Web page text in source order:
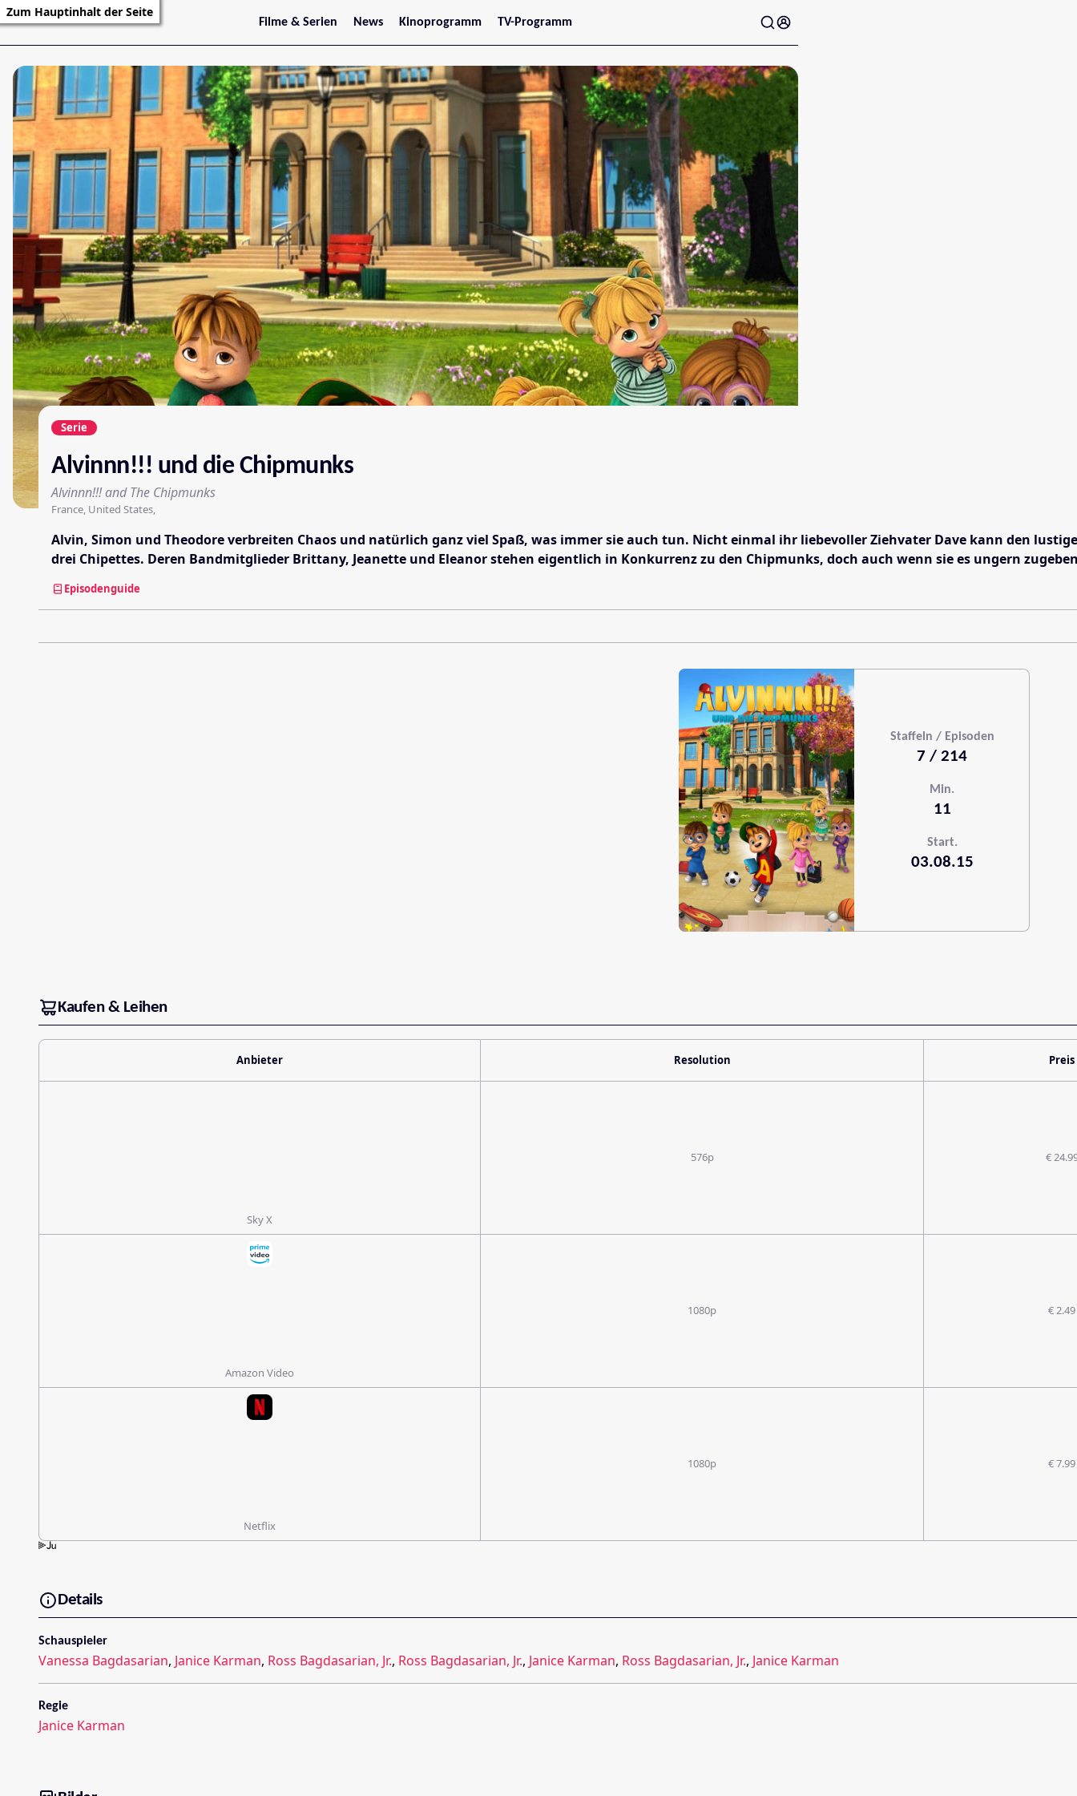
Zum Hauptinhalt der Seite
Filme & Serien
Trailer
Filmarchiv
Serienarchiv
News
Stars
Kinoprogramm
Jetzt im Kino
Wien
Niederösterreich
Oberösterreich
Steiermark
Burgenland
Kärnten
TV-Programm
Serie
Alvinnn!!! und die Chipmunks
Alvinnn!!! and The Chipmunks
France, United States,
Alvin, Simon und Theodore verbreiten Chaos und natürlich ganz viel Spaß, was immer sie auch tun. Nicht einmal ihr liebevoller Ziehvater Dave kann den
drei Chipettes. Deren Bandmitglieder Brittany, Jeanette und Eleanor stehen eigentlich in Konkurrenz zu den Chipmunks, doch auch wenn sie es ungern
Episodenguide
Staffeln / Episoden
7 / 214
Min.
11
Start.
03.08.15
Kaufen & Leihen
Anbieter Resolution Preis
Sky X
576p €
Amazon Video
1080p € 2.49
Netflix
1080p € 7.99
Details
Schauspieler
Vanessa Bagdasarian, Janice Karman, Ross Bagdasarian, Jr., Ross Bagdasarian, Jr., Janice Karman, Ross Bagdasarian, Jr., Janice Karman
Regie
Janice Karman